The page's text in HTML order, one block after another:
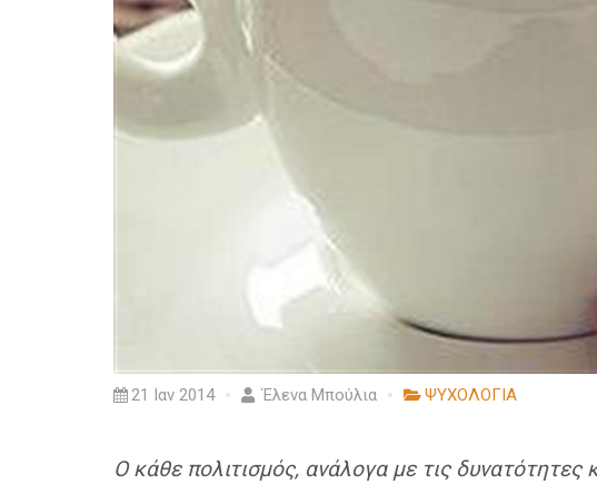
21 Ιαν 2014 Έλενα Μπούλια ΨΥΧΟΛΟΓΙΑ
Ο κάθε πολιτισμός, ανάλογα με τις δυνατότητες